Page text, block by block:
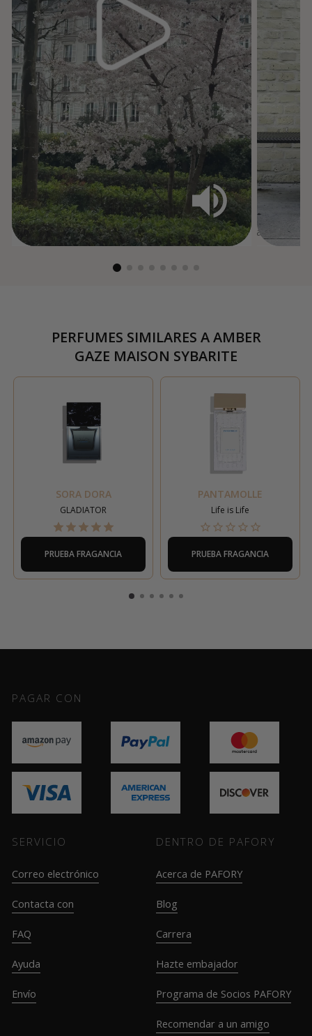
PERFUMES SIMILARES AAMBER
GAZE MAISON SYBARITE
SORA DORA
GLADIATOR
PRUEBA FRAGANCIA
PANTAMOLLE
Life is Life
PRUEBA FRAGANCIA
PAGAR CON
SERVICIO
Correo electrónico
Contacta con
FAQ
Ayuda
Envío
DENTRO DE PAFORY
Acerca de PAFORY
Blog
Carrera
Hazte embajador
Programa de Socios PAFORY
Recomendar a un amigo